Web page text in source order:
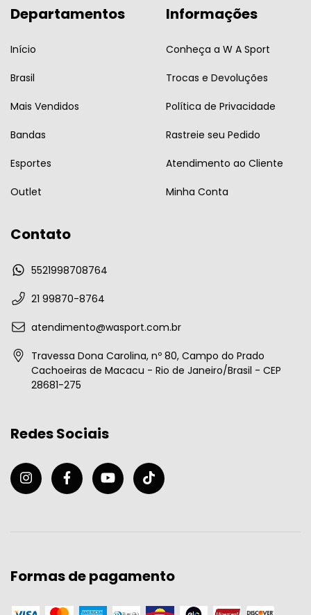
Departamentos
Início
Brasil
Mais Vendidos
Bandas
Esportes
Outlet
Informações
Conheça a W A Sport
Trocas e Devoluções
Política de Privacidade
Rastreie seu Pedido
Atendimento ao Cliente
Minha Conta
Contato
5521998708764
21 99870-8764
atendimento@wasport.com.br
Travessa Dona Carolina, nº 80, Campo do Prado
Cachoeiras de Macacu - Rio de Janeiro/Brasil - CEP
28681-275
Redes Sociais
Formas de pagamento